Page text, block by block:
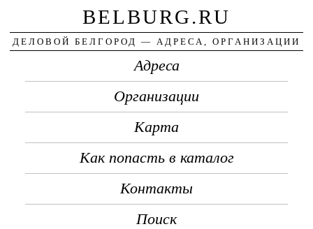
BELBURG.RU
ДЕЛОВОЙ БЕЛГОРОД — АДРЕСА, ОРГАНИЗАЦИИ
Адреса
Организации
Карта
Как попасть в каталог
Контакты
Поиск